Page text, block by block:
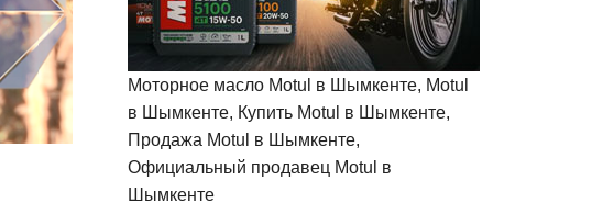
Моторное масло Motul в Шымкенте, Motul
в Шымкенте, Купить Motul в Шымкенте,
Продажа Motul в Шымкенте,
Официальный продавец Motul в
Шымкенте